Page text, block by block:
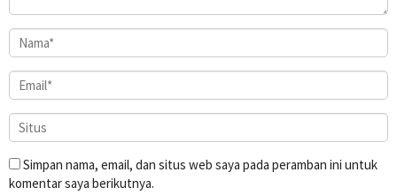
Simpan nama, email, dan situs web saya pada peramban ini untuk
komentar saya berikutnya.